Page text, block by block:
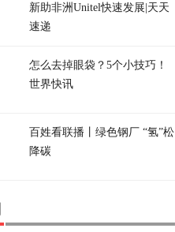
新助非洲Unitel快速发展|天天
速递
怎么去掉眼袋？5个小技巧！
世界快讯
百姓看联播丨绿色钢厂 “氢”松
降碳